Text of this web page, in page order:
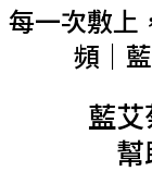
每一次敷上
頻｜
藍